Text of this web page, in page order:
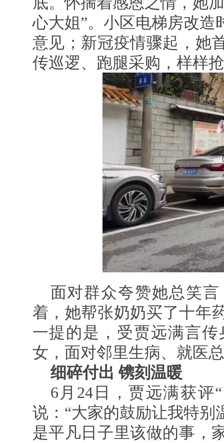
心大姐”。小区电梯房改
意见；新冠疫情骤起，她
传巡逻、跑腿采购，样样
面对群众夸赞她总笑
着，她帮张奶奶买了十
一提的是，受贾远满言
女，面对邻里生病、就医
细碎付出 镌刻温暖
6月24日，贾远满获评
说：“大家的鼓励让我特
是平凡日子里该做的事，